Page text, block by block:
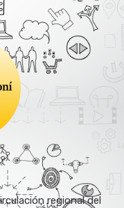
regional del